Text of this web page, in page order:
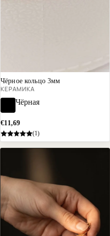
В тренде
Чёрное кольцо 3мм
КЕРАМИКА
Чёрная
€11,69
(1)